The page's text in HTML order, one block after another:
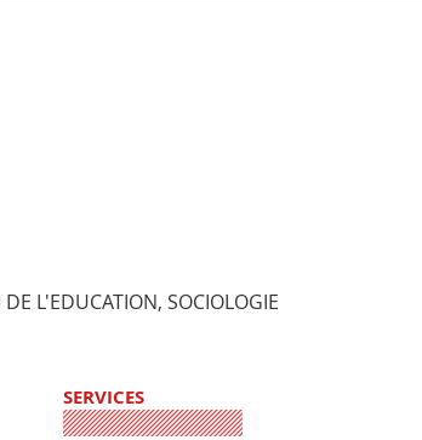
L'EDUCATION, SOCIOLOGIE
SERVICES